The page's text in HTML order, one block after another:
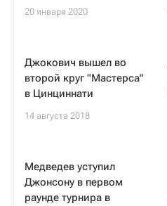
20 января 2020
Джокович вышел во
второй круг "Мастерса"
в Цинциннати
14 августа 2018
Медведев уступил
Джонсону в первом
раунде турнира в